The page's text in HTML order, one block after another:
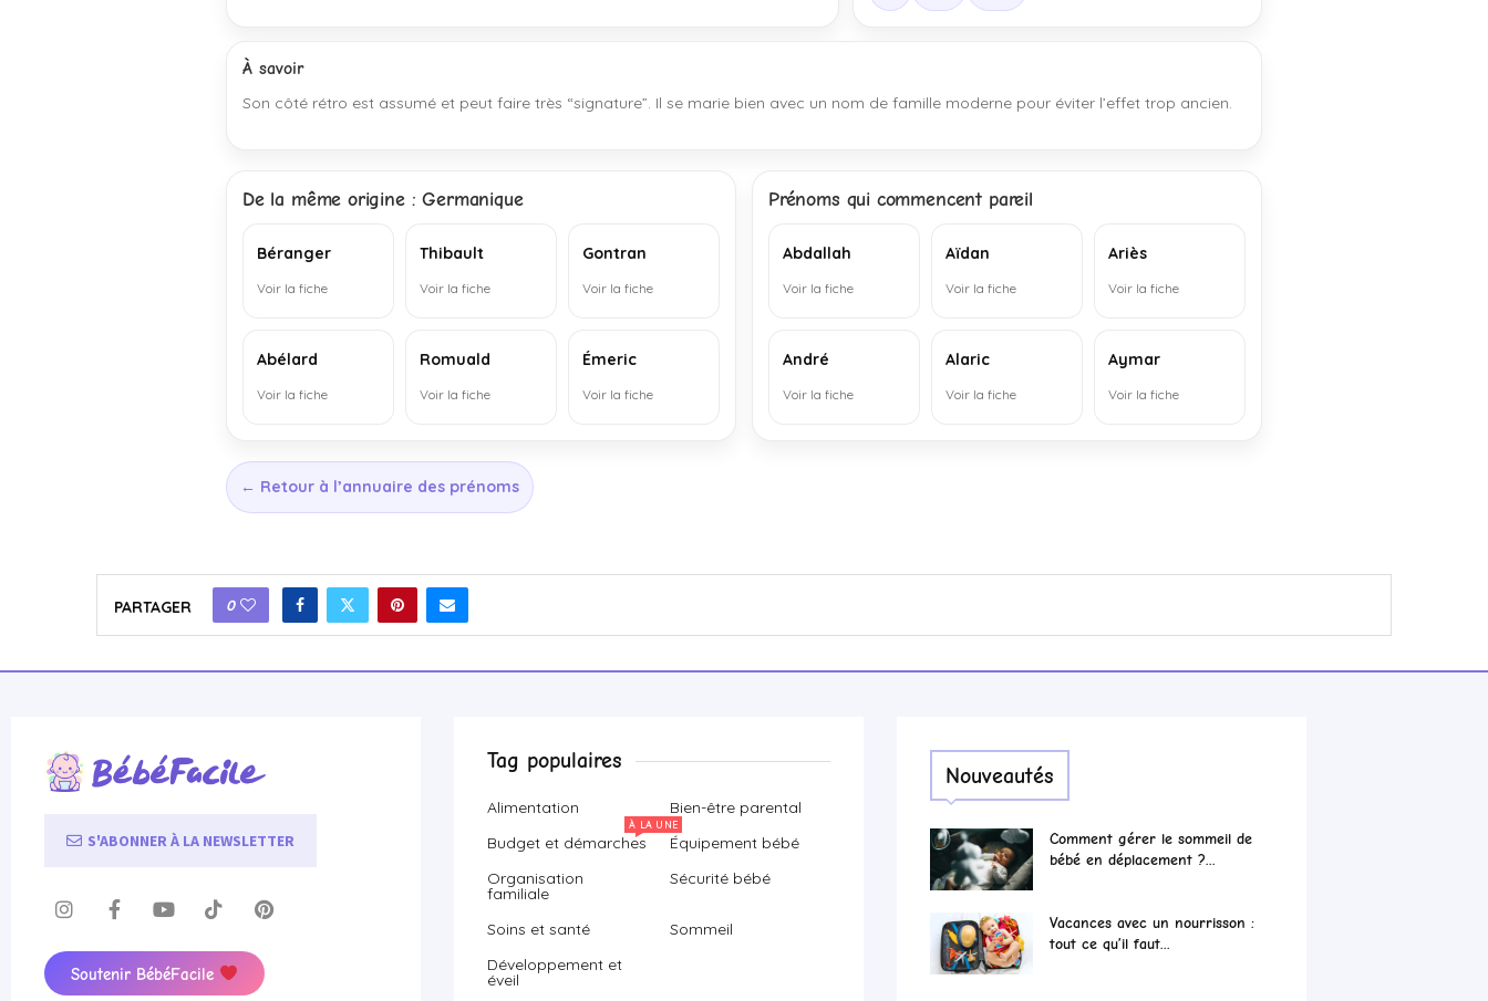
À savoir
Son côté rétro est assumé et peut faire très “signature”. Il se marie bien avec un nom de famille moderne pour éviter l’effet trop ancien.
De la même origine : Germanique
Béranger
Voir la fiche
Thibault
Voir la fiche
Gontran
Voir la fiche
Abélard
Voir la fiche
Romuald
Voir la fiche
Émeric
Voir la fiche
Prénoms qui commencent pareil
Abdallah
Voir la fiche
Aïdan
Voir la fiche
Ariès
Voir la fiche
André
Voir la fiche
Alaric
Voir la fiche
Aymar
Voir la fiche
← Retour à l’annuaire des prénoms
PARTAGER 0
S'ABONNER À LA NEWSLETTER
Soutenir BébéFacile
Tag populaires
Alimentation
Bien-être parental
Budget et démarches
À LA UNE
Équipement bébé
Organisation
familiale
Sécurité bébé
Soins et santé
Sommeil
Développement et
éveil
Nouveautés
Comment gérer le sommeil de
bébé en déplacement ?...
Vacances avec un nourrisson :
tout ce qu’il faut...